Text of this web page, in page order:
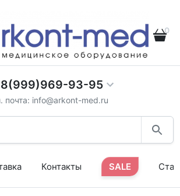
0
8(999)969-93-95
почта: info@arkont-med.ru
Контакты SALE